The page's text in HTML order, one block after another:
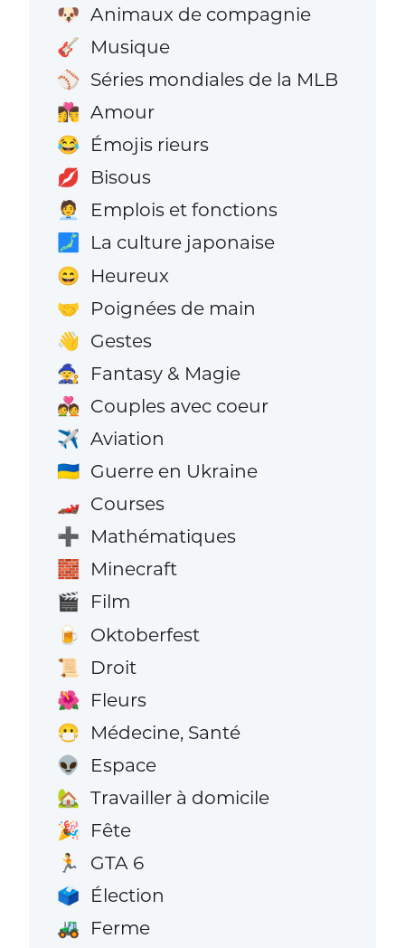
🐶 Animaux de compagnie
🎸 Musique
⚾ Séries mondiales de la MLB
👩‍❤️‍💋‍👨 Amour
😂 Émojis rieurs
💋 Bisous
🧑‍💼 Emplois et fonctions
🗾 La culture japonaise
😄 Heureux
🤝 Poignées de main
👋 Gestes
🧙 Fantasy & Magie
💑 Couples avec coeur
✈️ Aviation
🇺🇦 Guerre en Ukraine
🏎️ Courses
➕ Mathématiques
🧱 Minecraft
🎬 Film
🍺 Oktoberfest
📜 Droit
🌺 Fleurs
😷 Médecine, Santé
👽 Espace
🏡 Travailler à domicile
🎉 Fête
🏃 GTA 6
🗳️ Élection
🚜 Ferme